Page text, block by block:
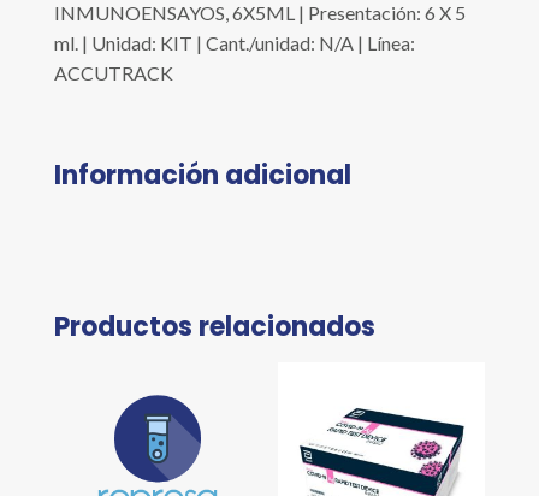
INMUNOENSAYOS, 6X5ML | Presentación: 6 X 5
ml. | Unidad: KIT | Cant./unidad: N/A | Línea:
ACCUTRACK
Información adicional
Productos relacionados